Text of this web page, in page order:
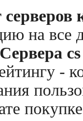
на все
Сервера
-